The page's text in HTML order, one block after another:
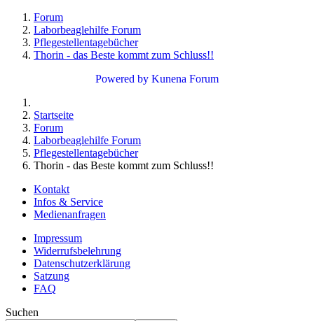
Forum
Laborbeaglehilfe Forum
Pflegestellentagebücher
Thorin - das Beste kommt zum Schluss!!
Powered by Kunena Forum
Startseite
Forum
Laborbeaglehilfe Forum
Pflegestellentagebücher
Thorin - das Beste kommt zum Schluss!!
Kontakt
Infos & Service
Medienanfragen
Impressum
Widerrufsbelehrung
Datenschutzerklärung
Satzung
FAQ
Suchen